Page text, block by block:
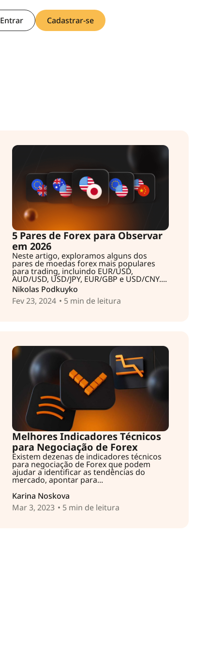
Entrar Cadastrar-se
5 Pares de Forex para Observar
em 2026
Neste artigo, exploramos alguns dos
pares de moedas forex mais populares
para trading, incluindo EUR/USD,
AUD/USD, USD/JPY, EUR/GBP e USD/CNY....
Nikolas Podkuyko
Fev 23, 2024 • 5 min de leitura
Melhores Indicadores Técnicos
para Negociação de Forex
Existem dezenas de indicadores técnicos
para negociação de Forex que podem
ajudar a identificar as tendências do
mercado, apontar para...
Karina Noskova
Mar 3, 2023 • 5 min de leitura